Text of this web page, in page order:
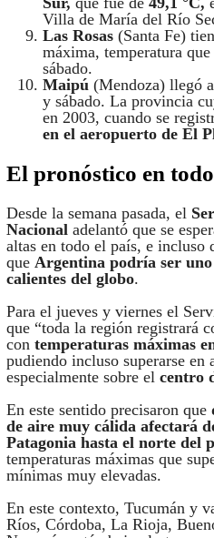
Villa de María del Río
Las Rosas (Santa Fe)
máxima, temperatura
sábado.
Maipú (Mendoza) llegó
y sábado. La provincia
en 2003, cuando se
en el aeropuerto de El
El pronóstico en
Desde la semana pasada, el
Nacionaladelantó que se
altas en todo el país, e incluso
que Argentina podría ser uno
calientes del globo.
Para el jueves y viernes el
que “toda la región registrará
con temperaturas máximas
pudiendo incluso superarse en
especialmente sobre el centro
En este sentido precisaron que
de aire muy cálida afectará
Patagonia hasta el norte del
temperaturas máximas que
mínimas muy elevadas.
En este contexto, Tucumán y
Ríos, Córdoba, La Rioja,